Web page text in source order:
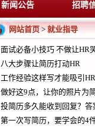
新闻公告 招聘
网站首页>就业指导
面试必备小技巧 不做让HR
八大步骤让简历打动HR
工作经验这样写才能吸引HR
做好这9点，让你的照片为
投简历多久能收到回复？答
第一次写简历，要学会的4